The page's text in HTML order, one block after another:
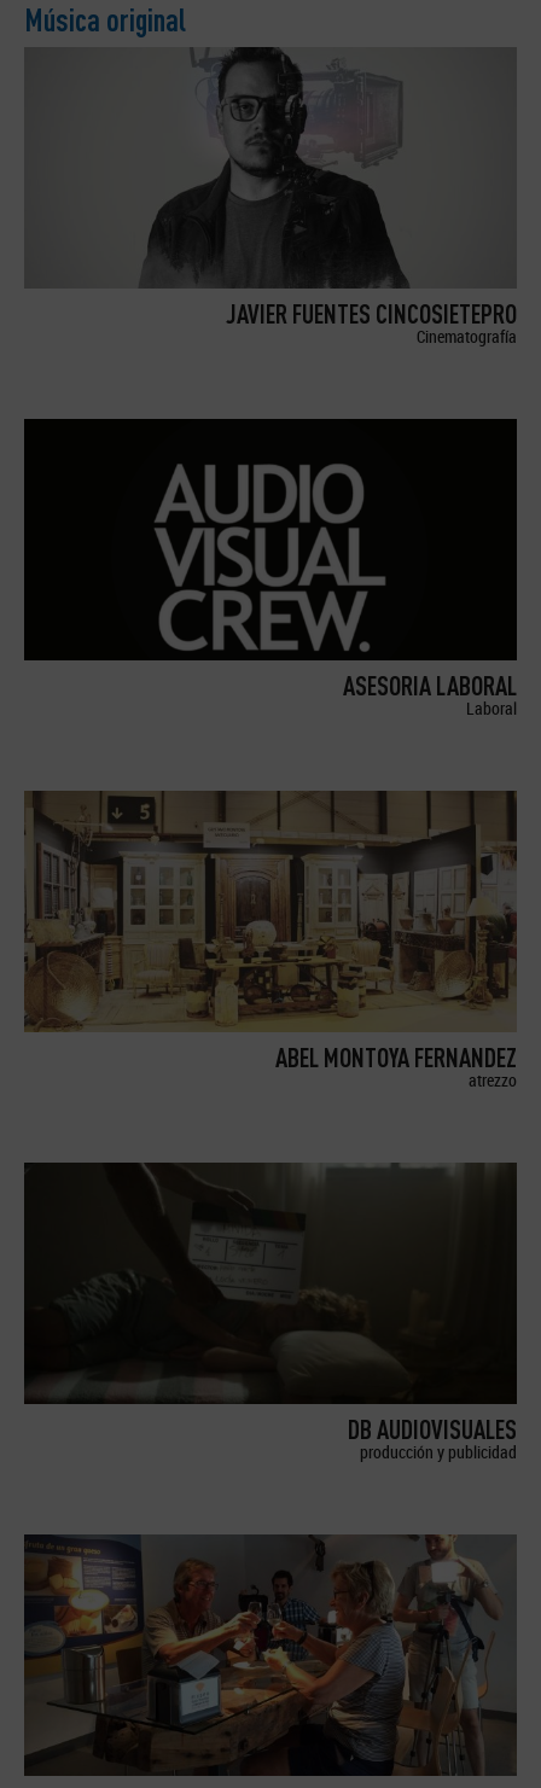
Música original
JAVIER FUENTES CINCOSIETEPRO
Cinematografía
ASESORIA LABORAL
Laboral
ABEL MONTOYA FERNANDEZ
atrezzo
DB AUDIOVISUALES
producción y publicidad